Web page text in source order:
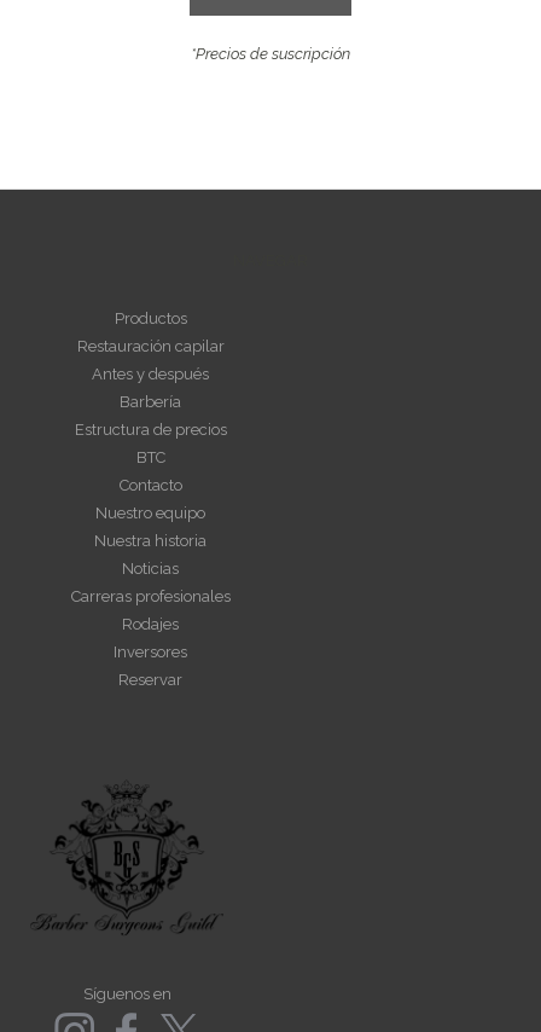
*Precios de suscripción
Productos
Restauración capilar
Antes y después
Barbería
Estructura de precios
BTC
Contacto
Nuestro equipo
Nuestra historia
Noticias
Carreras profesionales
Rodajes
Inversores
Reservar
Síguenos en